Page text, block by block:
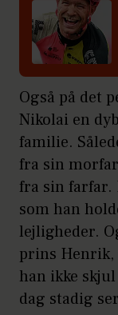
Også på det
Nikolai en
familie.
fra sin
fra sin farfar.
som han
lejligheder.
prins Henrik,
han ikke
dag stadig